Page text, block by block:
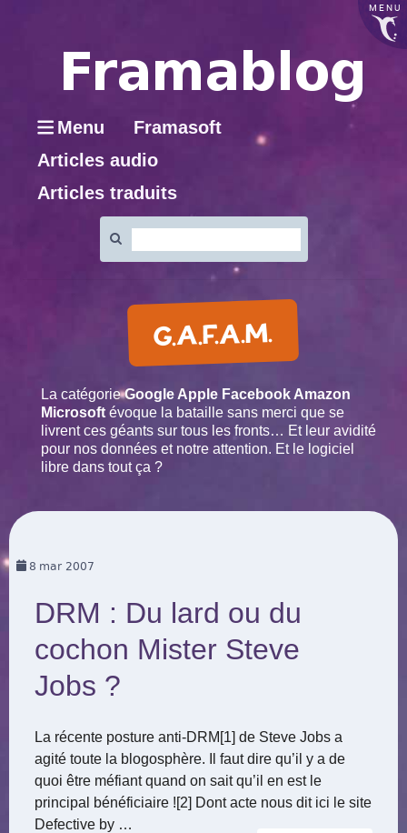
MENU
Menu
Framasoft
Articles audio
Articles traduits
:
G.A.F.A.M.
La catégorieGoogle Apple Facebook Amazon
Microsoft évoque la bataille sans merci que se
livrent ces géants sur tous les fronts… Et leur avidité
pour nos données et notre attention. Et le logiciel
libre dans tout ça ?
8 mar 2007
DRM : Du lard ou du
cochon Mister Steve
Jobs ?
La récente posture anti-DRM[1] de Steve Jobs a
agité toute la blogosphère. Il faut dire qu’il y a de
quoi être méfiant quand on sait qu’il en est le
principal bénéficiaire ![2] Dont acte nous dit ici le site
Defective by …